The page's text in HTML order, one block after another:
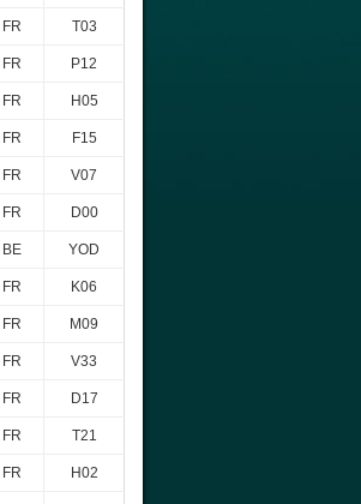
FR T03
FR P12
FR H05
FR F15
FR V07
FR D00
BE YOD
FR K06
FR M09
FR V33
FR D17
FR T21
FR H02